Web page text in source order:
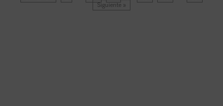
Siguiente »